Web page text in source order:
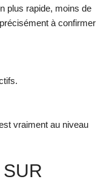
plus rapide, moins de
à confirmer
vraiment au niveau